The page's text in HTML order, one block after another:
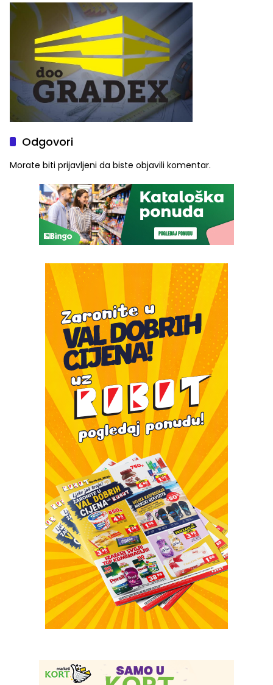
Graše
Odgovori
Morate biti prijavljeni da biste objavili komentar.